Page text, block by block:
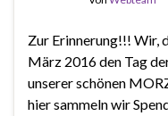
Zur Erinnerung!!! Wir,
März 2016 den Tag
unserer schönen
hier sammeln wir